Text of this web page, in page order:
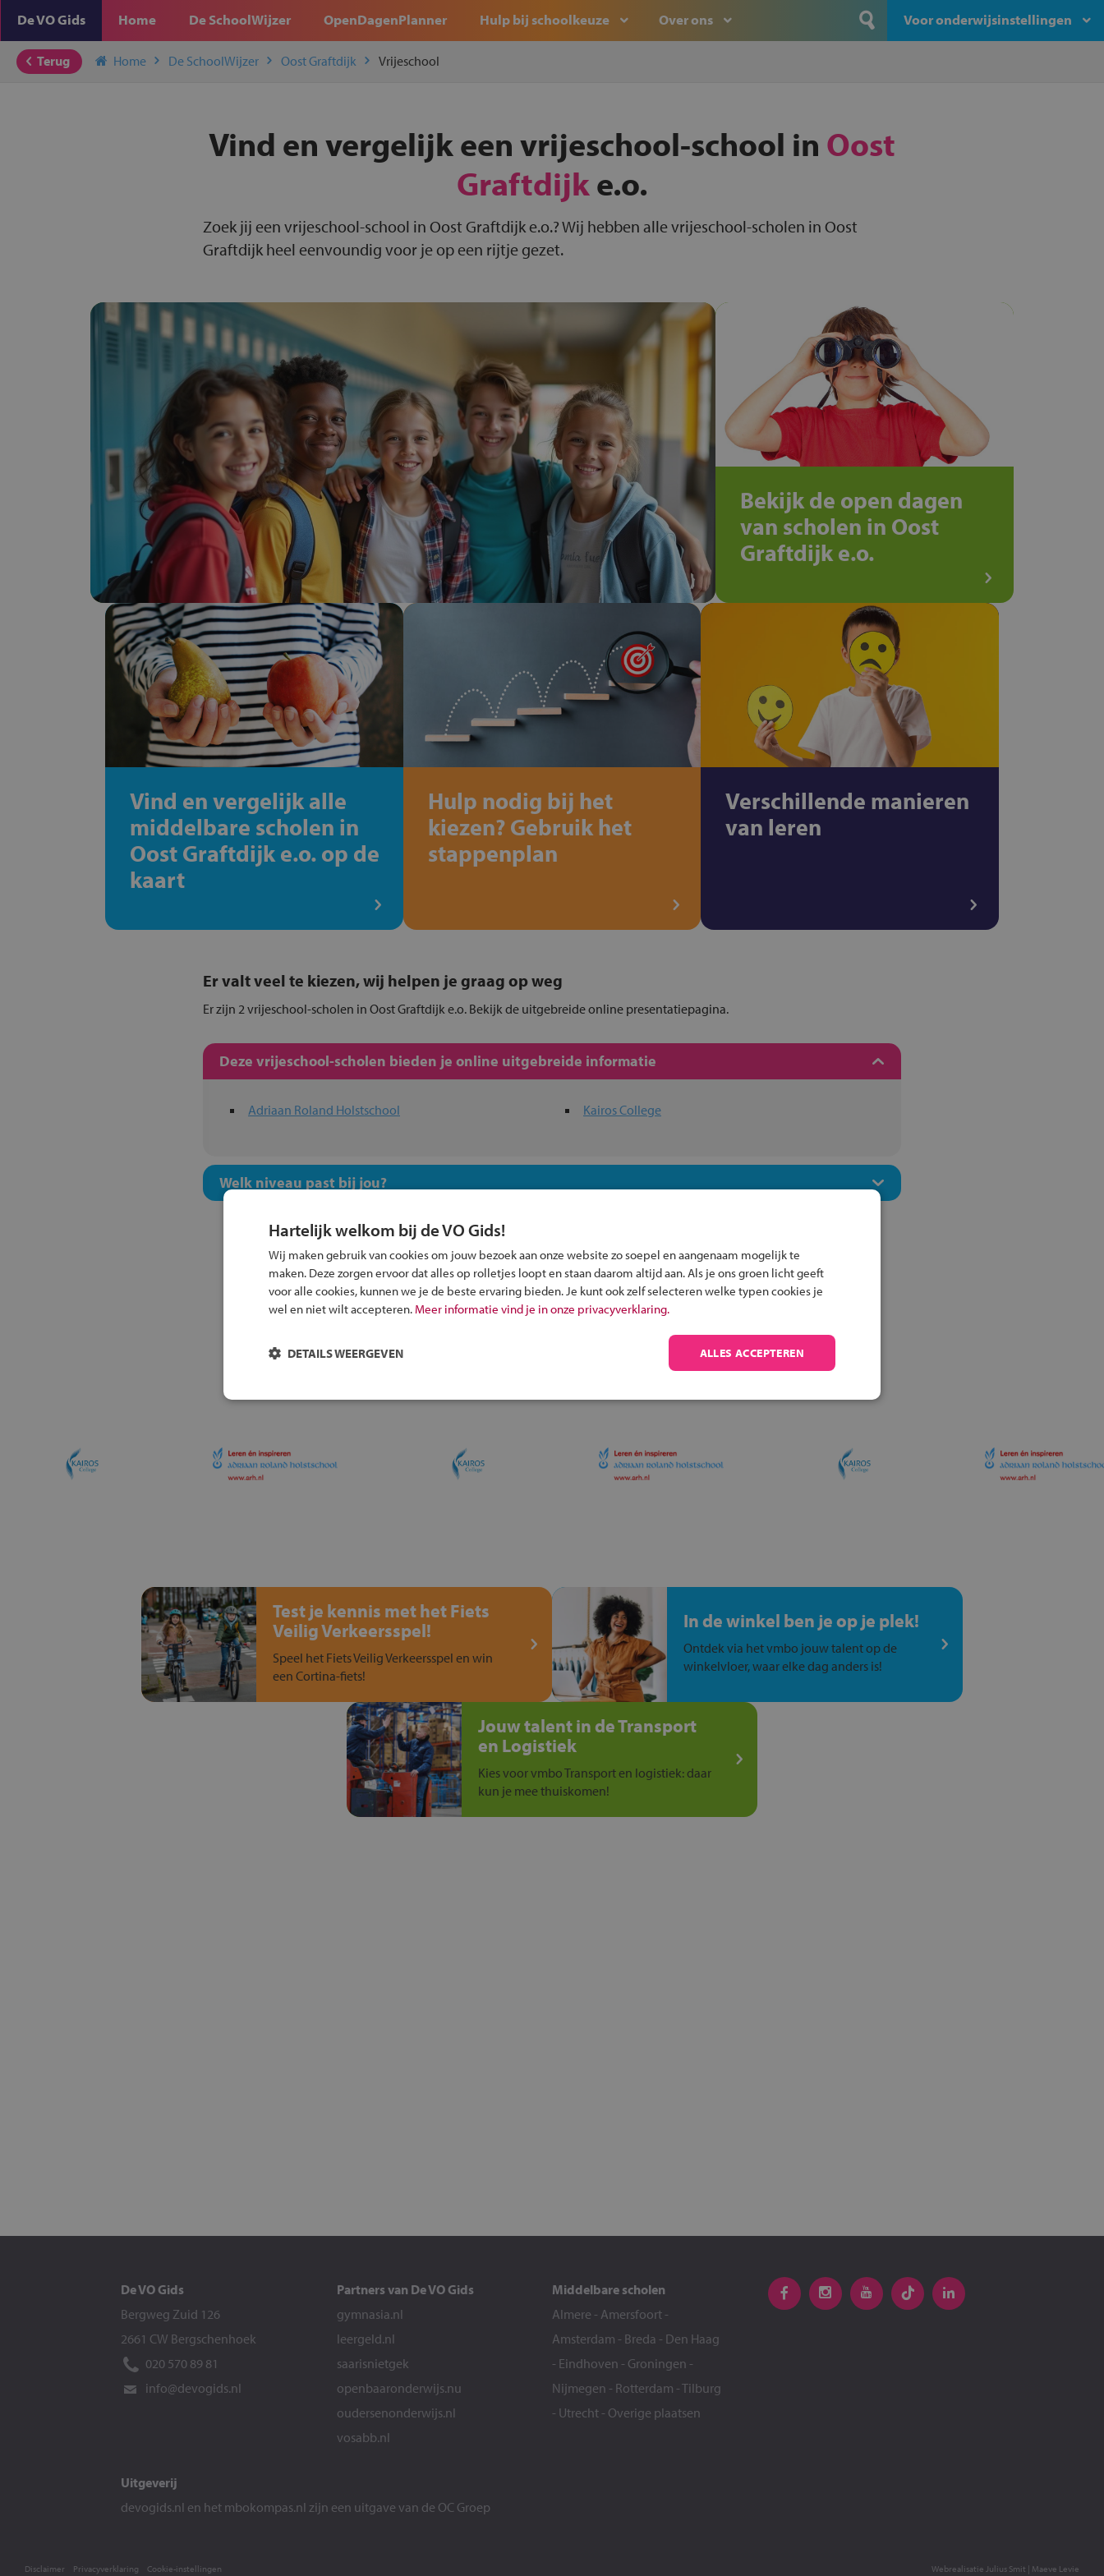
De VO Gids Home De SchoolWijzer OpenDagenPlanner Hulp bij schoolkeuze Over ons Voor onderwijsinstellingen
Terug Home De SchoolWijzer Oost Graftdijk Vrijeschool
Vind en vergelijk een vrijeschool-school in Oost
Graftdijke.o.
Zoek jij een vrijeschool-school in Oost Graftdijk e.o.? Wij hebben alle vrijeschool-scholen in Oost
Graftdijk heel eenvoundig voor je op een rijtje gezet.
Bekijk de open dagen
van scholen in Oost
Graftdijk e.o.
Vind en vergelijk alle
middelbare scholen in
Oost Graftdijk e.o. op de
kaart
Hulp nodig bij het
kiezen? Gebruik het
stappenplan
Verschillende manieren
van leren
Er valt veel te kiezen, wij helpen je graag op weg
Er zijn 2 vrijeschool-scholen in Oost Graftdijk e.o. Bekijk de uitgebreide online presentatiepagina.
Deze vrijeschool-scholen bieden je online uitgebreide informatie
Adriaan Roland Holstschool Kairos College
Welk niveau past bij jou?
Inschrijven?
Test je kennis met het Fiets
Veilig Verkeersspel!
Speel het Fiets Veilig Verkeersspel en win
een Cortina-fiets!
In de winkel ben je op je plek!
Ontdek via het vmbo jouw talent op de
winkelvloer, waar elke dag anders is!
Jouw talent in de Transport
en Logistiek
Kies voor vmbo Transport en logistiek: daar
kun je mee thuiskomen!
De VO Gids
Bergweg Zuid 126
2661 CW Bergschenhoek
020 570 89 81
info@devogids.nl
Partners van De VO Gids
gymnasia.nl
leergeld.nl
saarisnietgek
openbaaronderwijs.nu
oudersenonderwijs.nl
vosabb.nl
Middelbare scholen
Almere - Amersfoort -
Amsterdam - Breda - Den Haag
- Eindhoven - Groningen -
Nijmegen - Rotterdam -Tilburg
- Utrecht - Overige plaatsen
Uitgeverij
devogids.nl en het mbokompas.nl zijn een uitgave van de OC Groep
Webrealisatie Julius Smit | Maeve Levie
Disclaimer Privacyverklaring Cookie-instellingen
Hartelijk welkom bij de VO Gids!
Wij maken gebruik van cookies om jouw bezoek aan onze website zo soepel en aangenaam mogelijk te
maken. Deze zorgen ervoor dat alles op rolletjes loopt en staan daarom altijd aan. Als je ons groen licht geeft
voor alle cookies, kunnen we je de beste ervaring bieden. Je kunt ook zelf selecteren welke typen cookies je
wel en niet wilt accepteren. Meer informatie vind je in onze privacyverklaring.
ALLES ACCEPTEREN
DETAILS WEERGEVEN